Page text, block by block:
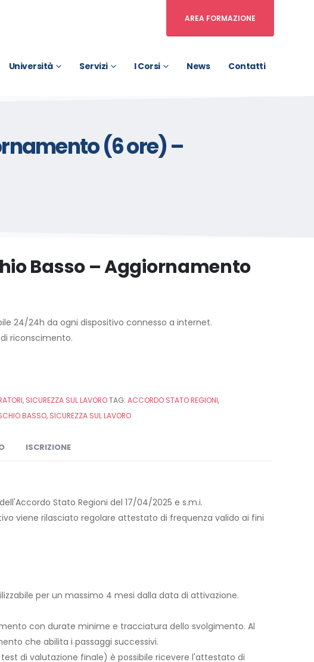
AREA FORMAZIONE
Università Servizi I Corsi News Contatti
(6 ore) –
Basso – Aggiornamento
24/24h da ogni dispositivo connesso a internet.
riconscimento.
, SICUREZZA SUL LAVOROTAG: ACCORDO STATO REGIONI,
BASSO, SICUREZZA SUL LAVORO
ISCRIZIONE
Stato Regioni del 17/04/2025 e s.m.i.
viene rilasciato regolare attestato di frequenza valido ai fini
per un massimo 4 mesi dalla data di attivazione.
con durate minime e tracciatura dello svolgimento. Al
che abilita i passaggi successivi.
di valutazione finale) è possibile ricevere l'attestato di